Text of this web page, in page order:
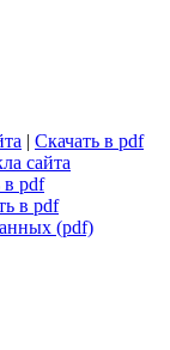
| Скачать в pdf
сайта
в pdf
в pdf
(pdf)